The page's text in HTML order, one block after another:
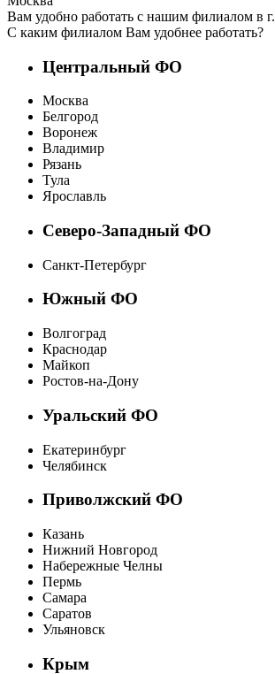
Вам удобно работать с нашим филиалом в г.
С каким филиалом Вам удобнее работать?
Центральный ФО
Москва
Белгород
Воронеж
Владимир
Рязань
Тула
Ярославль
Северо-Западный ФО
Санкт-Петербург
Южный ФО
Волгоград
Краснодар
Майкоп
Ростов-на-Дону
Уральский ФО
Екатеринбург
Челябинск
Приволжский ФО
Казань
Нижний Новгород
Набережные Челны
Пермь
Самара
Саратов
Ульяновск
Крым